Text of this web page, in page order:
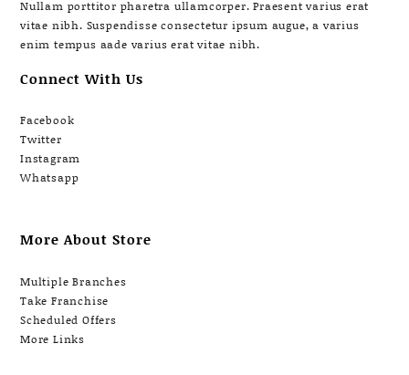
Nullam porttitor pharetra ullamcorper. Praesent varius erat
vitae nibh. Suspendisse consectetur ipsum augue, a varius
enim tempus aade varius erat vitae nibh.
Connect With Us
Facebook
Twitter
Instagram
Whatsapp
More About Store
Multiple Branches
Take Franchise
Scheduled Offers
More Links